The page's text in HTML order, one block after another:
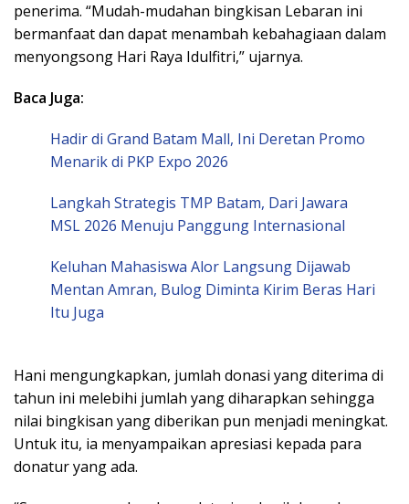
penerima. “Mudah-mudahan bingkisan Lebaran ini
bermanfaat dan dapat menambah kebahagiaan dalam
menyongsong Hari Raya Idulfitri,” ujarnya.
Baca Juga:
Hadir di Grand Batam Mall, Ini Deretan Promo
Menarik di PKP Expo 2026
Langkah Strategis TMP Batam, Dari Jawara
MSL 2026 Menuju Panggung Internasional
Keluhan Mahasiswa Alor Langsung Dijawab
Mentan Amran, Bulog Diminta Kirim Beras Hari
Itu Juga
Hani mengungkapkan, jumlah donasi yang diterima di
tahun ini melebihi jumlah yang diharapkan sehingga
nilai bingkisan yang diberikan pun menjadi meningkat.
Untuk itu, ia menyampaikan apresiasi kepada para
donatur yang ada.